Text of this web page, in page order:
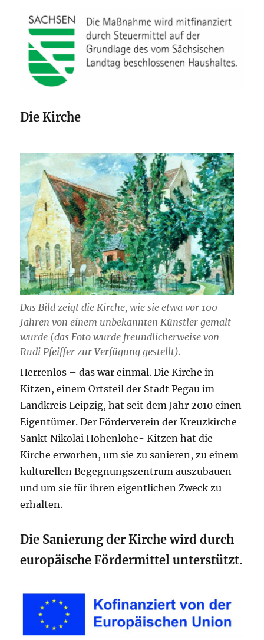
Die Kirche
Das Bild zeigt die Kirche, wie sie etwa vor 100
Jahren von einem unbekannten Künstler gemalt
wurde (das Foto wurde freundlicherweise von
Rudi Pfeiffer zur Verfügung gestellt).
Herrenlos – das war einmal. Die Kirche in
Kitzen, einem Ortsteil der Stadt Pegau im
Landkreis Leipzig, hat seit dem Jahr 2010 einen
Eigentümer. Der Förderverein der Kreuzkirche
Sankt Nikolai Hohenlohe- Kitzen hat die
Kirche erworben, um sie zu sanieren, zu einem
kulturellen Begegnungszentrum auszubauen
und um sie für ihren eigentlichen Zweck zu
erhalten.
Die Sanierung der Kirche wird durch
europäische Fördermittel unterstützt.